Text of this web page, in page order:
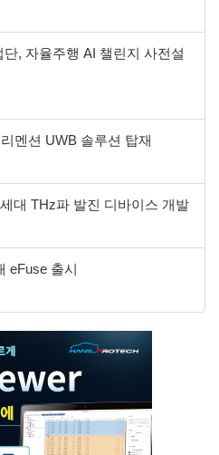
, 자율주행 AI 챌린지 사전설
멘션 UWB 솔루션 탑재
대 THz파 발진 디바이스 개발
eFuse 출시